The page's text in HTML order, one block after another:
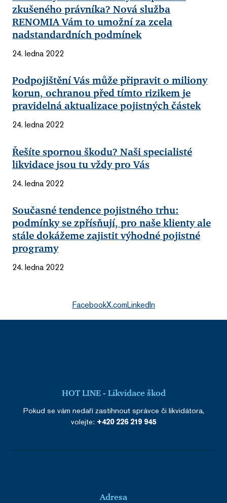
zkušeného právníka? Nová služba
RENOMIA Vám to umožní za zcela
nadstandardních podmínek
24. ledna 2022
Podpojištění Vás může připravit o miliony
korun, ochranou před tímto rizikem je
pravidelná aktualizace pojistných částek
24. ledna 2022
Řešíte spornou škodu? Naši specialisté
likvidace jsou tu vždy pro Vás
24. ledna 2022
Současné tendence pojistného trhu:
podmínky se zpřísňují, pro naše klienty ale
stále dokážeme zajistit výhodné pojistné
programy
24. ledna 2022
FacebookX.comLinkedIn
HOT LINE - Likvidace škod
Pokud se vám nedaří zastihnout správce či likvidátora,
volejte: +420 226 219 945
Adresa